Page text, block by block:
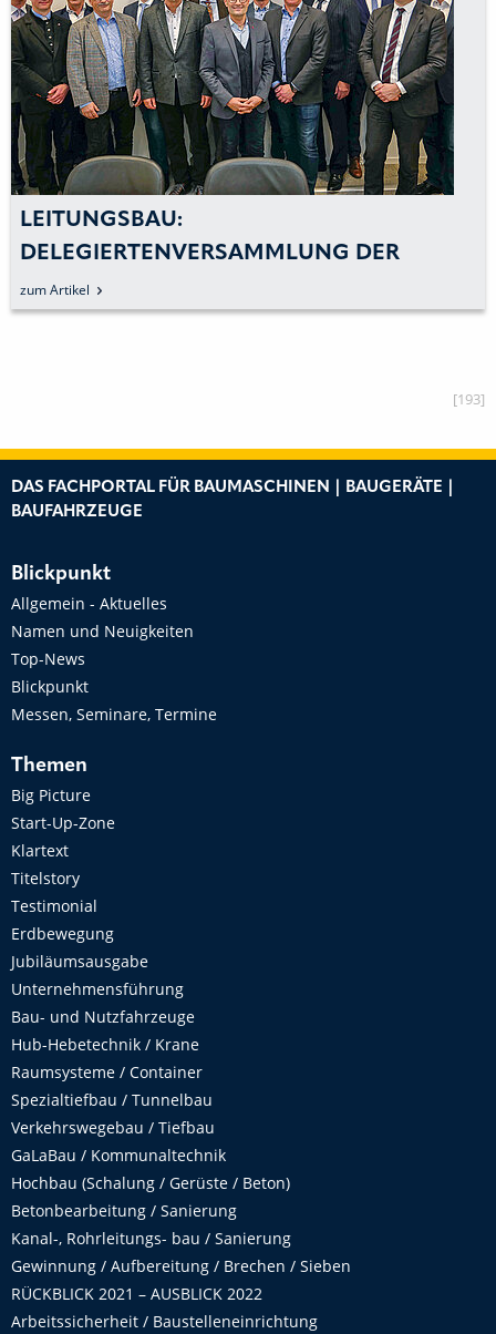
TAKEUCHI BEI WILHELM SCHÄFER:
KOMPAKTBAGGER TB 260
zum Artikel
[193]
DAS FACHPORTAL FÜR BAUMASCHINEN | BAUGERÄTE |
BAUFAHRZEUGE
Blickpunkt
Allgemein - Aktuelles
Namen und Neuigkeiten
Top-News
Blickpunkt
Messen, Seminare, Termine
Themen
Big Picture
Start-Up-Zone
Klartext
Titelstory
Testimonial
Erdbewegung
Jubiläumsausgabe
Unternehmensführung
Bau- und Nutzfahrzeuge
Hub-Hebetechnik / Krane
Raumsysteme / Container
Spezialtiefbau / Tunnelbau
Verkehrswegebau / Tiefbau
GaLaBau / Kommunaltechnik
Hochbau (Schalung / Gerüste / Beton)
Betonbearbeitung / Sanierung
Kanal-, Rohrleitungs- bau / Sanierung
Gewinnung / Aufbereitung / Brechen / Sieben
RÜCKBLICK 2021 – AUSBLICK 2022
Arbeitssicherheit / Baustelleneinrichtung